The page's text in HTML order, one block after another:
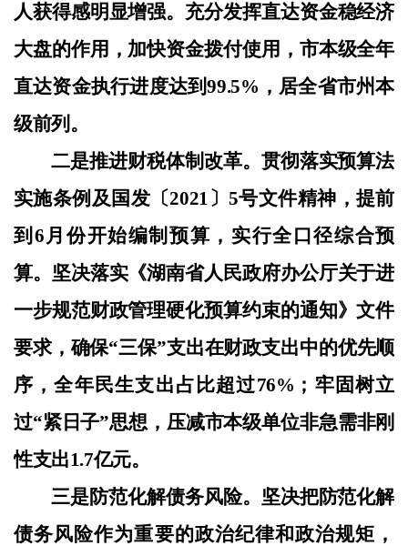
人获得感明显增强。充分发挥直达资金稳经济
大盘的作用，加快资金拨付使用，市本级全年
直达资金执行进度达到99.5%，居全省市州本
级前列。
二是推进财税体制改革。贯彻落实预算法
实施条例及国发〔2021〕5号文件精神，提前
到6月份开始编制预算，实行全口径综合预
算。坚决落实《湖南省人民政府办公厅关于进
一步规范财政管理硬化预算约束的通知》文件
要求，确保“三保”支出在财政支出中的优先顺
序，全年民生支出占比超过76%；牢固树立
过“紧日子”思想，压减市本级单位非急需非刚
性支出1.7亿元。
三是防范化解债务风险。坚决把防范化解
债务风险作为重要的政治纪律和政治规矩，